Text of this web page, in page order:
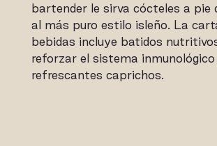
bartender le sirva cócteles a pie
al más puro estilo isleño. La
bebidas incluye batidos
reforzar el sistema
refrescantes caprichos.